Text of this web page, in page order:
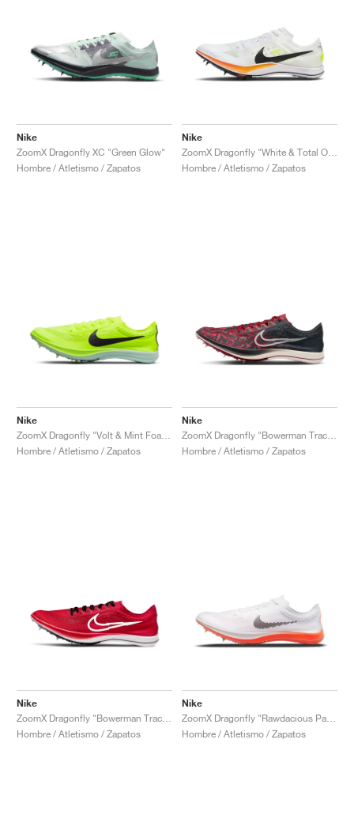
Nike
ZoomX Dragonfly XC "Green Glow"
Hombre / Atletismo / Zapatos
Nike
Hombre / Atletismo / Zapatos
Nike
Hombre / Atletismo / Zapatos
Nike
Hombre / Atletismo / Zapatos
Nike
Hombre / Atletismo / Zapatos
Nike
Hombre / Atletismo / Zapatos